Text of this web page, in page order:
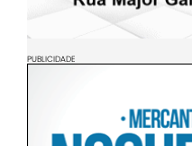
PUBLICIDADE